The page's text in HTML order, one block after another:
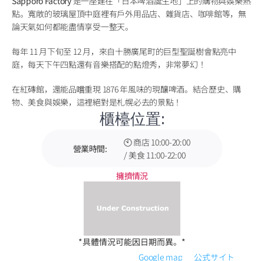
點。寬敞的玻璃屋頂中庭裡有戶外用品店、雜貨店、咖啡館等，無
論天氣如何都能盡情享受一整天。
每年 11 月下旬至 12 月，來自十勝廣尾町的巨型聖誕樹會點亮中
庭，每天下午四點還有音樂搭配的點燈秀，非常夢幻！
在紅磚館，還能品嚐重現 1876 年風味的現釀啤酒。結合歷史、購
物、美食與娛樂，這裡絕對是札幌必去的景點！
櫃檯位置:
營業時間:
🕙 商店 10:00-20:00
/ 美食 11:00-22:00
擁擠情況
*具體情況可能因日期而異。*
Google map
公式サイト